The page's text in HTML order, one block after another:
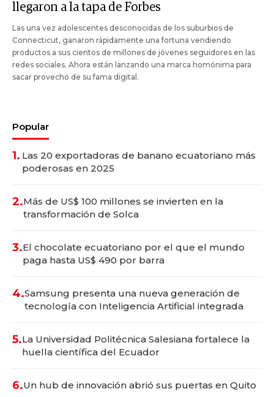
llegaron a la tapa de Forbes
Las una vez adolescentes desconocidas de los suburbios de
Connecticut, ganaron rápidamente una fortuna vendiendo
productos a sus cientos de millones de jóvenes seguidores en las
redes sociales. Ahora están lanzando una marca homónima para
sacar provecho de su fama digital.
Popular
1. Las 20 exportadoras de banano ecuatoriano más
poderosas en 2025
2.Más de US$ 100 millones se invierten en la
transformación de Solca
3.El chocolate ecuatoriano por el que el mundo
paga hasta US$ 490 por barra
4.Samsung presenta una nueva generación de
tecnología con Inteligencia Artificial integrada
5.La Universidad Politécnica Salesiana fortalece la
huella científica del Ecuador
6.Un hub de innovación abrió sus puertas en Quito